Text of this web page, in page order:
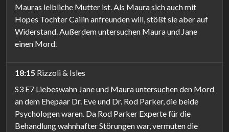
Mauras leibliche Mutter ist. Als Maura sich auch mit
Hopes Tochter Cailin anfreunden will, stößt sie aber auf
Widerstand. Außerdem untersuchen Maura und Jane
einen Mord.
18:15 Rizzoli & Isles
S3 E7 Liebeswahn Jane und Maura untersuchen den Mord
an dem Ehepaar Dr. Eve und Dr. Rod Parker, die beide
Psychologen waren. Da Rod Parker Experte für die
Behandlung wahnhafter Störungen war, vermuten die